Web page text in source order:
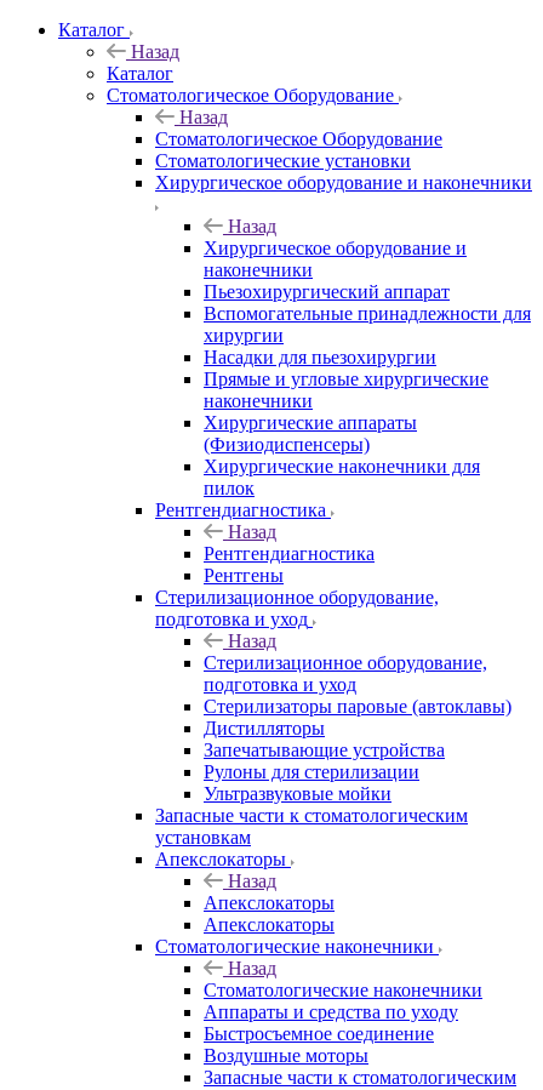
Каталог
Назад
Каталог
Стоматологическое Оборудование
Назад
Стоматологическое Оборудование
Стоматологические установки
Хирургическое оборудование и наконечники
Назад
Хирургическое оборудование и
наконечники
Пьезохирургический аппарат
Вспомогательные принадлежности для
хирургии
Насадки для пьезохирургии
Прямые и угловые хирургические
наконечники
Хирургические аппараты
(Физиодиспенсеры)
Хирургические наконечники для
пилок
Рентгендиагностика
Назад
Рентгендиагностика
Рентгены
Стерилизационное оборудование,
подготовка и уход
Назад
Стерилизационное оборудование,
подготовка и уход
Стерилизаторы паровые (автоклавы)
Дистилляторы
Запечатывающие устройства
Рулоны для стерилизации
Ультразвуковые мойки
Запасные части к стоматологическим
установкам
Апекслокаторы
Назад
Апекслокаторы
Апекслокаторы
Стоматологические наконечники
Назад
Стоматологические наконечники
Аппараты и средства по уходу
Быстросъемное соединение
Воздушные моторы
Запасные части к стоматологическим